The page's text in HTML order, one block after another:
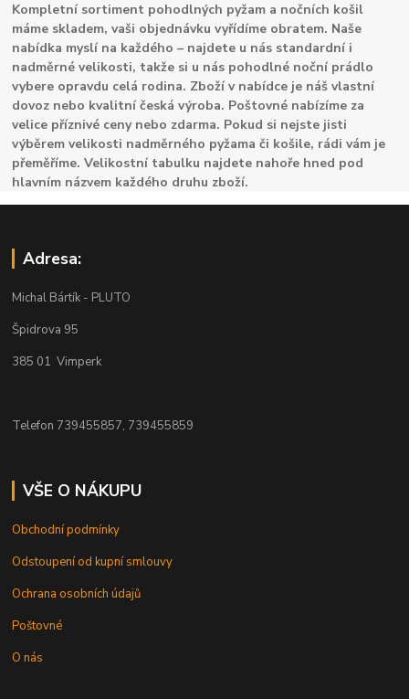
Kompletní sortiment pohodlných pyžam a nočních košil
máme skladem, vaši objednávku vyřídíme obratem. Naše
nabídka myslí na každého – najdete u nás standardní i
nadměrné velikosti, takže si u nás pohodlné noční prádlo
vybere opravdu celá rodina. Zboží v nabídce je náš vlastní
dovoz nebo kvalitní česká výroba. Poštovné nabízíme za
velice příznivé ceny nebo zdarma. Pokud si nejste jisti
výběrem velikosti nadměrného pyžama či košile, rádi vám je
přeměříme. Velikostní tabulku najdete nahoře hned pod
hlavním názvem každého druhu zboží.
Adresa:
Michal Bártík - PLUTO
Špidrova 95
385 01 Vimperk
Telefon 739455857, 739455859
VŠE O NÁKUPU
Obchodní podmínky
Odstoupení od kupní smlouvy
Ochrana osobních údajů
Poštovné
O nás